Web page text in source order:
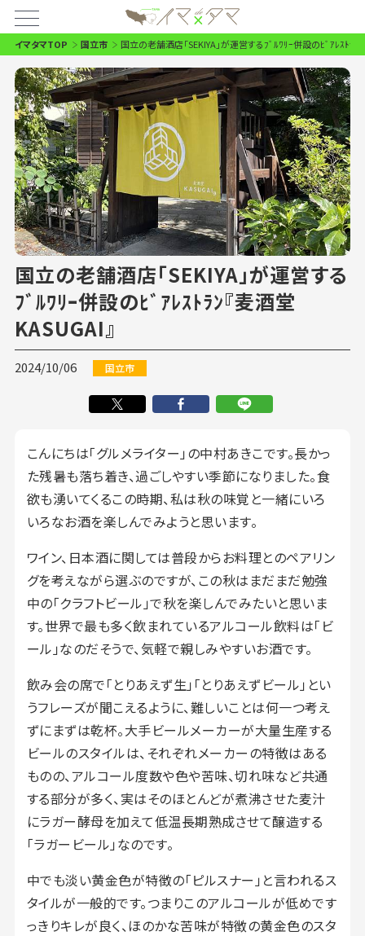
イマタマTOP 国立市 国立の老舗酒店「SEKIYA」が運営するﾌﾞﾙﾜﾘｰ併設のﾋﾞｱﾚｽﾄﾗﾝ
国立の老舗酒店「SEKIYA」が運営する
ﾌﾞﾙﾜﾘｰ併設のﾋﾞｱﾚｽﾄﾗﾝ『麦酒堂
KASUGAI』
2024/10/06 国立市
こんにちは「グルメライター」の中村あきこです。長かっ
た残暑も落ち着き、過ごしやすい季節になりました。食
欲も湧いてくるこの時期、私は秋の味覚と一緒にいろ
いろなお酒を楽しんでみようと思います。
ワイン、日本酒に関しては普段からお料理とのペアリン
グを考えながら選ぶのですが、この秋はまだまだ勉強
中の「クラフトビール」で秋を楽しんでみたいと思いま
す。世界で最も多く飲まれているアルコール飲料は「ビ
ール」なのだそうで、気軽で親しみやすいお酒です。
飲み会の席で「とりあえず生」「とりあえずビール」とい
うフレーズが聞こえるように、難しいことは何一つ考え
ずにまずは乾杯。大手ビールメーカーが大量生産する
ビールのスタイルは、それぞれメーカーの特徴はある
ものの、アルコール度数や色や苦味、切れ味など共通
する部分が多く、実はそのほとんどが煮沸させた麦汁
にラガー酵母を加えて低温長期熟成させて醸造する
「ラガービール」なのです。
中でも淡い黄金色が特徴の「ピルスナー」と言われるス
タイルが一般的です。つまりこのアルコールが低めです
っきりキレが良く、ほのかな苦味が特徴の黄金色のスタ